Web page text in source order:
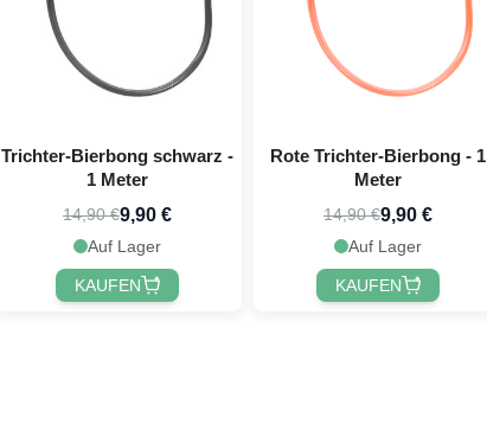
Trichter-Bierbong schwarz -
1 Meter
14,90 €9,90 €
Auf Lager
KAUFEN
Rote Trichter-Bierbong - 1
Meter
14,90 €9,90 €
Auf Lager
KAUFEN